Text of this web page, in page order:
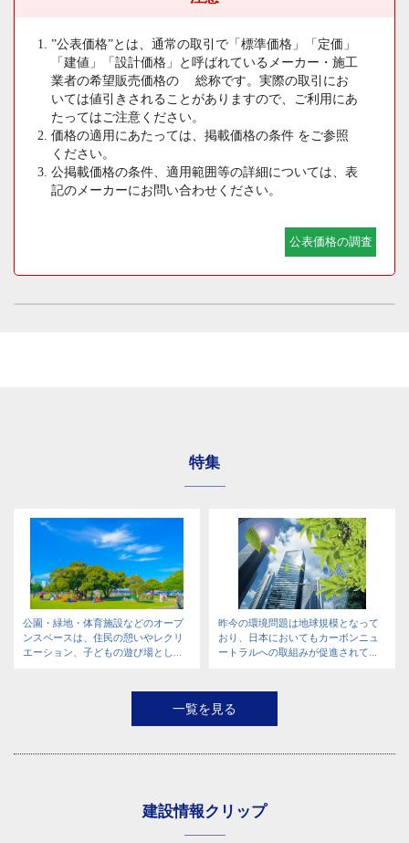
”公表価格”とは、通常の取引で「標準価格」「定価」
「建値」「設計価格」と呼ばれているメーカー・施工
業者の希望販売価格の 総称です。実際の取引にお
いては値引きされることがありますので、ご利用にあ
たってはご注意ください。
価格の適用にあたっては、掲載価格の条件 をご参照
ください。
公掲載価格の条件、適用範囲等の詳細については、表
記のメーカーにお問い合わせください。
公表価格の調査
特集
公園・緑地・体育施設などのオープ
ンスペースは、住民の憩いやレクリ
エーション、子どもの遊び場とし...
昨今の環境問題は地球規模となって
おり、日本においてもカーボンニュ
ートラルへの取組みが促進されて...
一覧を見る
建設情報クリップ